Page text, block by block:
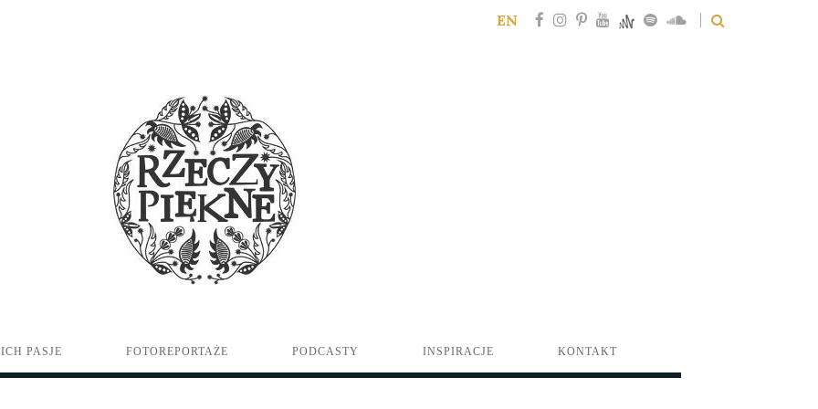
EN
PASJE FOTOREPORTAŻE PODCASTY INSPIRACJE KONTAKT